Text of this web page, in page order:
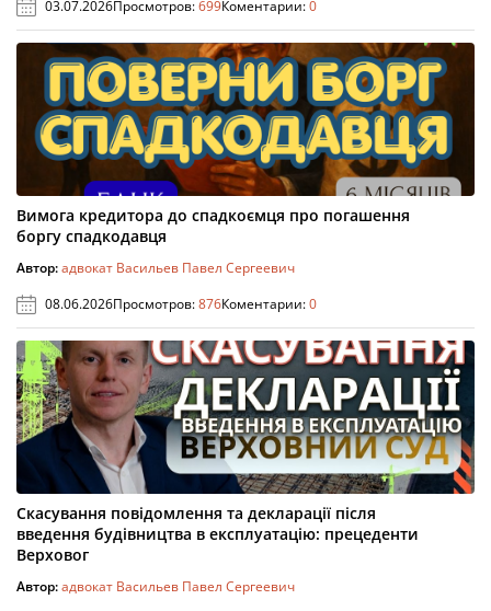
03.07.2026Просмотров:699Коментарии:0
Вимога кредитора до спадкоємця про погашення
боргу спадкодавця
Автор:адвокат Васильев Павел Сергеевич
08.06.2026Просмотров:876Коментарии:0
Скасування повідомлення та декларації після
введення будівництва в експлуатацію: прецеденти
Верховог
Автор:адвокат Васильев Павел Сергеевич